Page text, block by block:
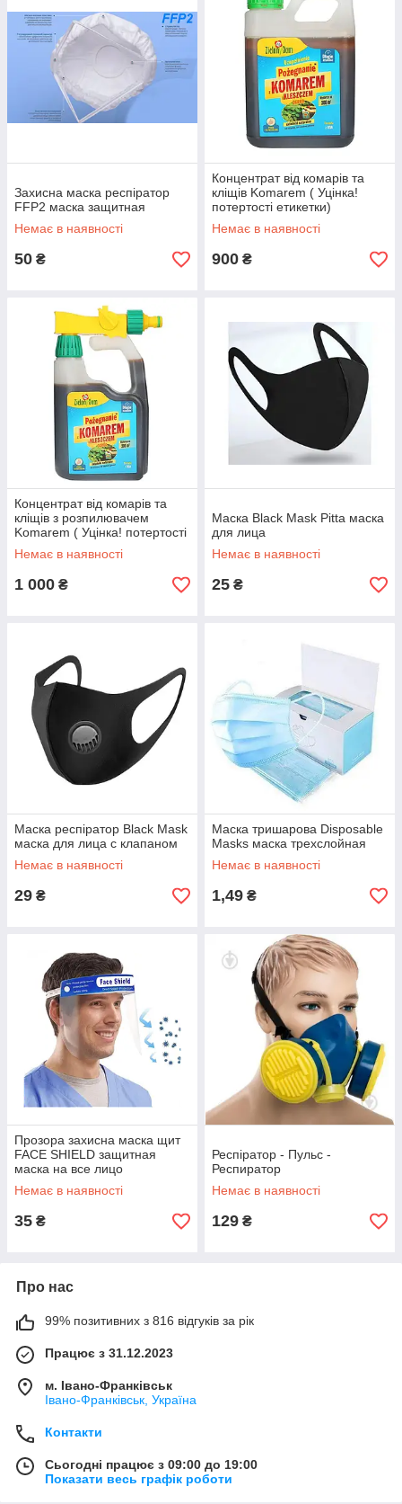
Захисна маска респіратор
FFP2 маска защитная
Немає в наявності
50 ₴
Концентрат від комарів та
кліщів Komarem ( Уцінка!
потертості етикетки)
Немає в наявності
900 ₴
Концентрат від комарів та
кліщів з розпилювачем
Komarem ( Уцінка! потертості
етикетки)
Немає в наявності
1 000 ₴
Маска Black Mask Pitta маска
для лица
Немає в наявності
25 ₴
Маска респіратор Black Mask
маска для лица с клапаном
Немає в наявності
29 ₴
Маска тришарова Disposable
Masks маска трехслойная
Немає в наявності
1,49 ₴
Прозора захисна маска щит
FACE SHIELD защитная
маска на все лицо
Немає в наявності
35 ₴
Респіратор - Пульс -
Респиратор
Немає в наявності
129 ₴
Про нас
99% позитивних з 816 відгуків за рік
Працює з 31.12.2023
м. Івано-Франківськ
Івано-Франківськ, Україна
Контакти
Сьогодні працює з 09:00 до 19:00
Показати весь графік роботи